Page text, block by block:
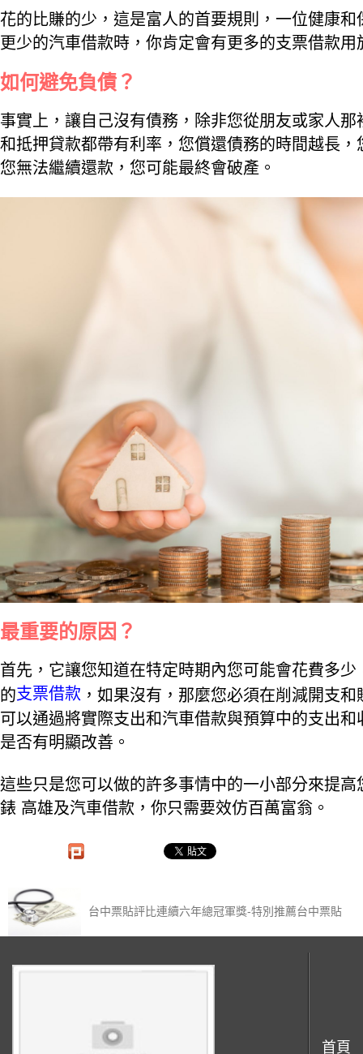
花的比賺的少，這是富人的首要規則，一位健康
更少的汽車借款時，你肯定會有更多的支票借款
如何避免負債？
事實上，讓自己沒有債務，除非您從朋友或家人
和抵押貸款都帶有利率，您償還債務的時間越長
您無法繼續還款，您可能最終會破產。
最重要的原因？
首先，它讓您知道在特定時期內您可能會花費多
的支票借款 ，如果沒有，那麼您必須在削減開支
可以通過將實際支出和汽車借款與預算中的支出
是否有明顯改善。
這些只是您可以做的許多事情中的一小部分來提
錶 高雄及汽車借款，你只需要效仿百萬富翁。
台中票貼評比連續六年總冠軍獎-特別推薦台中票貼
首頁